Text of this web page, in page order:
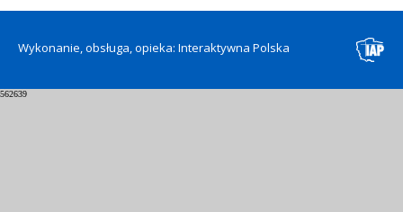
Wykonanie, obsługa, opieka: Interaktywna Polska
562639